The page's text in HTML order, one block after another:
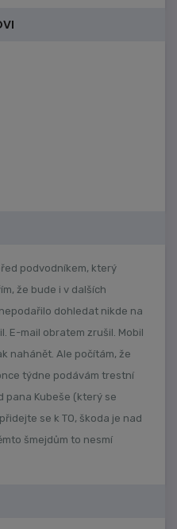
podvodníkem, který
že bude i v dalších
dohledat nikde na
E-mail obratem zrušil. Mobil
nahánět. Ale počítám, že
týdne podávám trestní
pana Kubeše (který se
se k TO, škoda je nad
šmejdům to nesmí